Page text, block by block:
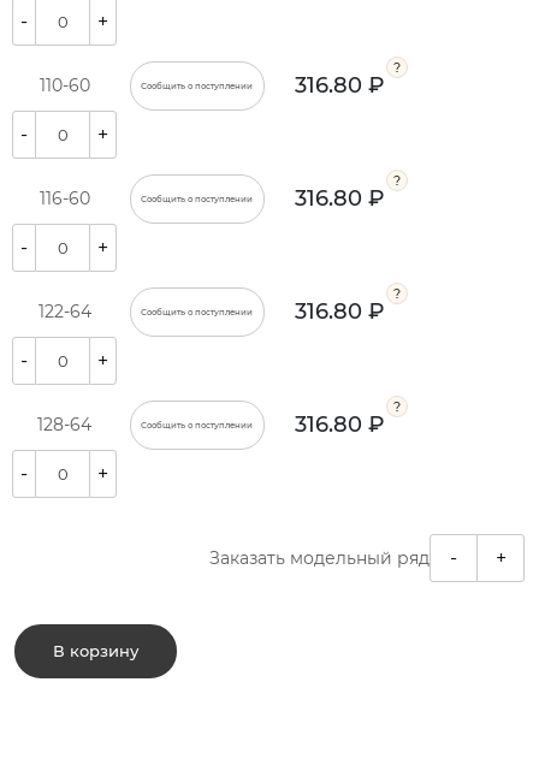
- +
110-60 Сообщить о поступлении 316.80 ₽
- +
116-60 Сообщить о поступлении 316.80 ₽
- +
122-64 Сообщить о поступлении 316.80 ₽
- +
128-64 Сообщить о поступлении 316.80 ₽
- +
Заказать модельный ряд - +
В корзину